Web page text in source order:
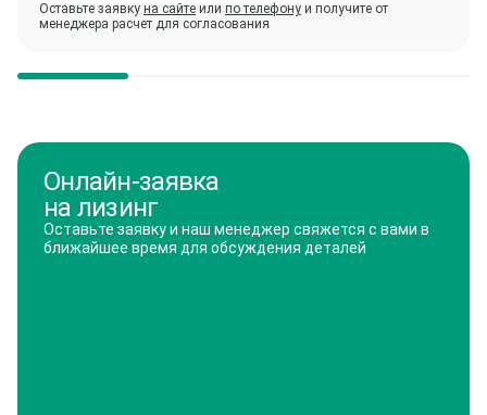
Оставьте заявку на сайте или по телефону и получите от
менеджера расчет для согласования
Онлайн-заявка
на лизинг
Оставьте заявку и наш менеджер свяжется с вами в
ближайшее время для обсуждения деталей